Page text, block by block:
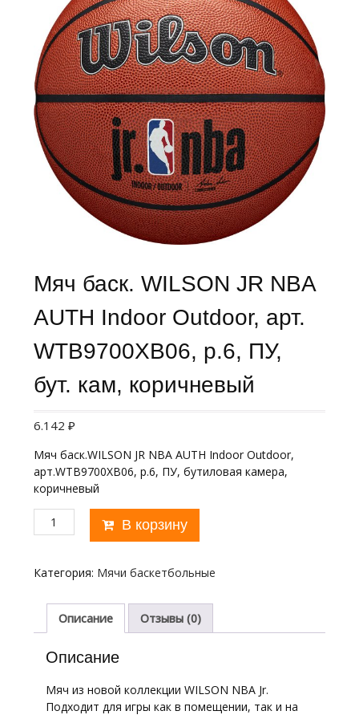
Мяч баск. WILSON JR NBA
AUTH Indoor Outdoor, арт.
WTB9700XB06, р.6, ПУ,
бут. кам, коричневый
6.142 ₽
Мяч баск.WILSON JR NBA AUTH Indoor Outdoor,
арт.WTB9700XB06, р.6, ПУ, бутиловая камера,
коричневый
Количество
товара
баск.
WILSON
AUTH
Indoor
Outdoor,
арт.
WTB9700XB06,
В корзину
Категория: Мячи баскетбольные
Описание Отзывы (0)
Описание
Мяч из новой коллекции WILSON NBA Jr.
Подходит для игры как в помещении, так и на